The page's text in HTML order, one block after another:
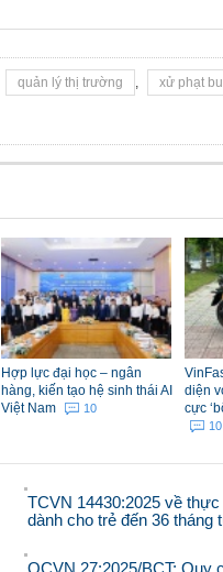
quản lý thị trường xử phạt
Hợp lực đại học – ngân
hàng, kiến tạo hệ sinh thái AI
Việt Nam
10
diện
cực
10
TCVN 14430:2025 về
dành cho trẻ đến 36 tháng
QCVN 27:2025/BCT: Quy